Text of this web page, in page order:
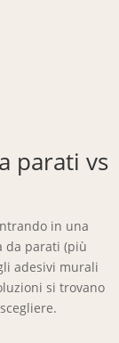
parati vs
in una
da parati (più
adesivi murali
si trovano